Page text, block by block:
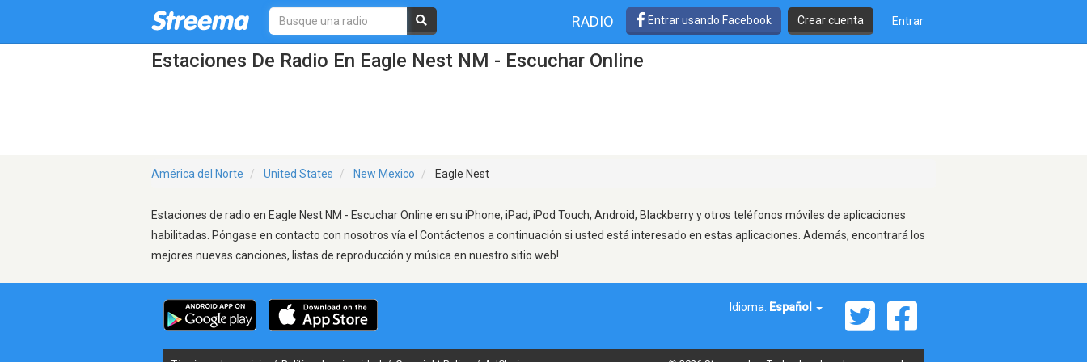
RADIO Entrar usando Facebook Crear cuenta Entrar
Estaciones De Radio En Eagle Nest NM - Escuchar Online
América del Norte United States New Mexico Eagle Nest
Estaciones de radio en Eagle Nest NM - Escuchar Online en su iPhone, iPad, iPod Touch, Android, Blackberry y otros teléfonos móviles de aplicaciones
habilitadas. Póngase en contacto con nosotros vía el Contáctenos a continuación si usted está interesado en estas aplicaciones. Además, encontrará los
mejores nuevas canciones, listas de reproducción y música en nuestro sitio web!
Idioma: Español